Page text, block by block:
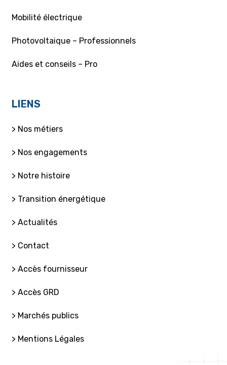
Mobilité électrique
Photovoltaique – Professionnels
Aides et conseils – Pro
LIENS
> Nos métiers
> Nos engagements
> Notre histoire
> Transition énergétique
> Actualités
> Contact
> Accès fournisseur
> Accès GRD
> Marchés publics
> Mentions Légales